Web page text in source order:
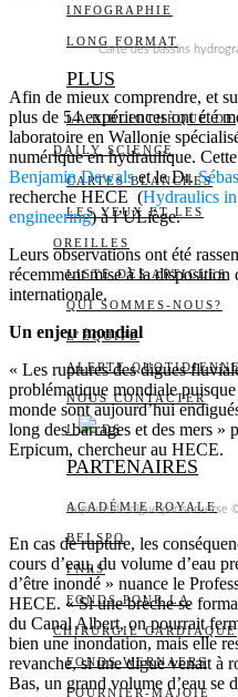
INFOGRAPHIE
LONG FORMAT
PLUS
LA BIBLIOTHÈQUE DE
DAILY SCIENCE
CARTES BLANCHES
LES YEUX ET LES
OREILLES
LISTE DES ARTICLES
QUI SOMMES-NOUS?
L’ÉQUIPE
ALERTE
NOUS CONTACTER
I DS
PARTENAIRES
ACADÉMIE ROYALE
BELSPO
FNRS
FONDS POUR LA
CHIRURGIE CARDIAQUE
FONDS WERNAERS
FOURNIER-MAJOIE
Carte des bassins
Afin de mieux comprendre, et
plus de 54 expériences ont été
laboratoire en Wallonie
numérique en hydraulique.
Benjamin Dewalset le Dr.
recherche HECE (Hydraulics
engineering) à l’ULiège.
Leurs observations ont été
récemment mise à la
internationale.
Un enjeu mondial
« Les ruptures des digues
problématique mondiale
monde sont aujourd’hui
long des barrages et des mers »
Erpicum, chercheur au HECE.
Rupture de digue par surverse
En cas de rupture, les
cours d’eau, du volume d’eau
d’être inondé » nuance le
HECE. « Si une brèche se
du Canal Albert, on pourrait
bien une inondation, mais elle
revanche, si une digue venait à
Bas, un grand volume d’eau se